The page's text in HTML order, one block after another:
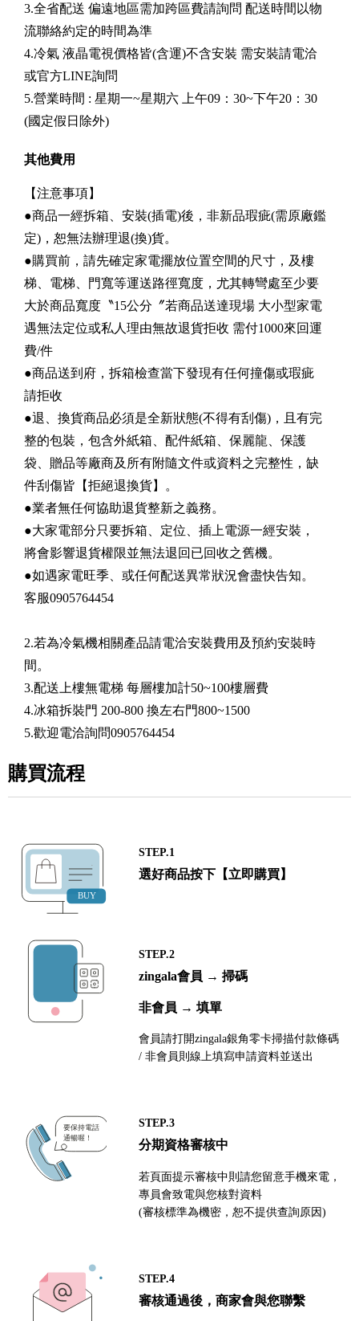
3.全省配送 偏遠地區需加跨區費請詢問 配送時間以物
流聯絡約定的時間為準
4.冷氣 液晶電視價格皆(含運)不含安裝 需安裝請電洽
或官方LINE詢問
5.營業時間 : 星期一~星期六 上午09：30~下午20：30
(國定假日除外)
其他費用
【注意事項】
●商品一經拆箱、安裝(插電)後，非新品瑕疵(需原廠鑑
定)，恕無法辦理退(換)貨。
●購買前，請先確定家電擺放位置空間的尺寸，及樓
梯、電梯、門寬等運送路徑寬度，尤其轉彎處至少要
大於商品寬度〝15公分〞若商品送達現場 大小型家電
遇無法定位或私人理由無故退貨拒收 需付1000來回運
費/件
●商品送到府，拆箱檢查當下發現有任何撞傷或瑕疵
請拒收
●退、換貨商品必須是全新狀態(不得有刮傷)，且有完
整的包裝，包含外紙箱、配件紙箱、保麗龍、保護
袋、贈品等廠商及所有附隨文件或資料之完整性，缺
件刮傷皆【拒絕退換貨】。
●業者無任何協助退貨整新之義務。
●大家電部分只要拆箱、定位、插上電源一經安裝，
將會影響退貨權限並無法退回已回收之舊機。
●如遇家電旺季、或任何配送異常狀況會盡快告知。
客服0905764454
2.若為冷氣機相關產品請電洽安裝費用及預約安裝時
間。
3.配送上樓無電梯 每層樓加計50~100樓層費
4.冰箱拆裝門 200-800 換左右門800~1500
5.歡迎電洽詢問0905764454
購買流程
STEP.1
選好商品按下【立即購買】
STEP.2
zingala會員 → 掃碼
非會員 → 填單
會員請打開zingala銀角零卡掃描付款條碼
/ 非會員則線上填寫申請資料並送出
STEP.3
分期資格審核中
若頁面提示審核中則請您留意手機來電，
專員會致電與您核對資料
(審核標準為機密，恕不提供查詢原因)
STEP.4
審核通過後，商家會與您聯繫